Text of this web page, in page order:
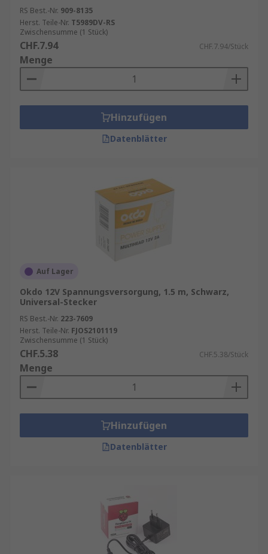
RS Best.-Nr. 909-8135
Herst. Teile-Nr. T5989DV-RS
Zwischensumme (1 Stück)
CHF.7.94 CHF.7.94/Stück
Menge
Hinzufügen
Datenblätter
Auf Lager
Okdo 12V Spannungsversorgung, 1.5 m, Schwarz,
Universal-Stecker
RS Best.-Nr. 223-7609
Herst. Teile-Nr. FJOS2101119
Zwischensumme (1 Stück)
CHF.5.38 CHF.5.38/Stück
Menge
Hinzufügen
Datenblätter